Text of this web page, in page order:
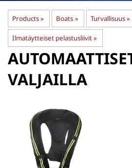
Products‪» Boats ‪» Turvallisuus‪»
Ilmatäytteiset pelastusliivit‪»
VALJAILLA